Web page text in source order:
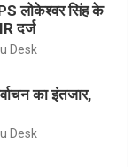
लोकेश्वर सिंह के
दर्ज
Desk
का इंतजार,
Desk